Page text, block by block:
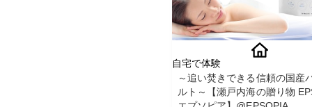
自宅で体験
～追い焚きできる信頼の国産
ルト～【瀬戸内海の贈り物